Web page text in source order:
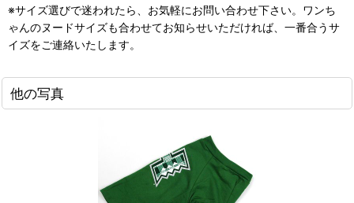
※サイズ選びで迷われたら、お気軽にお問い合わせ下さい。ワンち
ゃんのヌードサイズも合わせてお知らせいただければ、一番合うサ
イズをご連絡いたします。
他の写真